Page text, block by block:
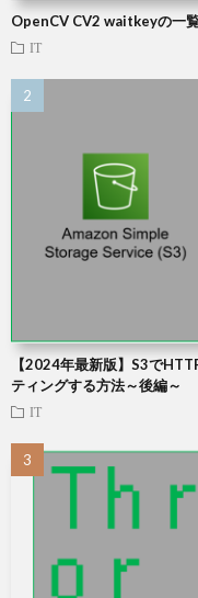
OpenCV CV2 waitkeyの一
IT
【2024年最新版】S3で
ティングする方法～後編～
IT